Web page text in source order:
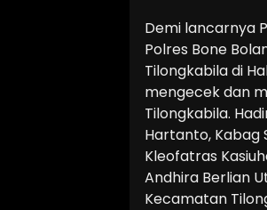
Demi lancarnya
Polres Bone
Tilongkabila di
mengecek dan
Tilongkabila.
Hartanto, Kabag
Kleofatras
Andhira Berlian
Kecamatan